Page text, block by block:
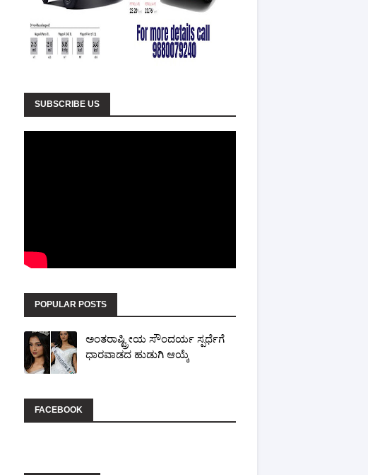
SUBSCRIBE US
POPULAR POSTS
ಅಂತರಾಷ್ಟ್ರೀಯ ಸೌಂದರ್ಯ ಸ್ಪರ್ಧೆಗೆ
ಧಾರವಾಡದ ಹುಡುಗಿ ಆಯ್ಕೆ
FACEBOOK